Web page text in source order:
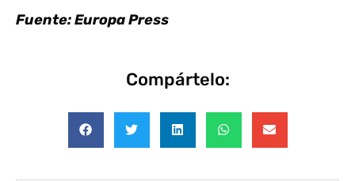
Fuente: Europa Press
Compártelo: